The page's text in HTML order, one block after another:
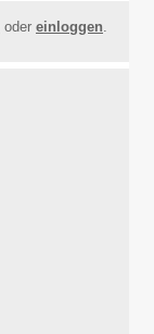
oder einloggen.